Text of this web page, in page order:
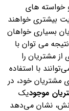
خواسته های
بیشتری خواهند
بسیاری خواهان
می توان با
مشتریان را
با استفاده
مشتریان خود، در
موجودیک
نشان می‌دهد